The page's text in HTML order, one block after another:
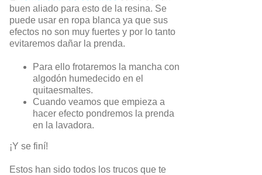
buen aliado para esto de la resina. Se
puede usar en ropa blanca ya que sus
efectos no son muy fuertes y por lo tanto
evitaremos dañar la prenda.
Para ello frotaremos la mancha con
algodón humedecido en el
quitaesmaltes.
Cuando veamos que empieza a
hacer efecto pondremos la prenda
en la lavadora.
¡Y se finí!
Estos han sido todos los trucos que te